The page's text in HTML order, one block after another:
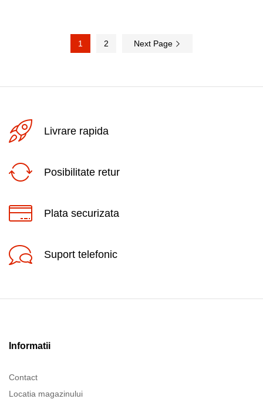
1 2 Next Page
Livrare rapida
Posibilitate retur
Plata securizata
Suport telefonic
Informatii
Contact
Locatia magazinului